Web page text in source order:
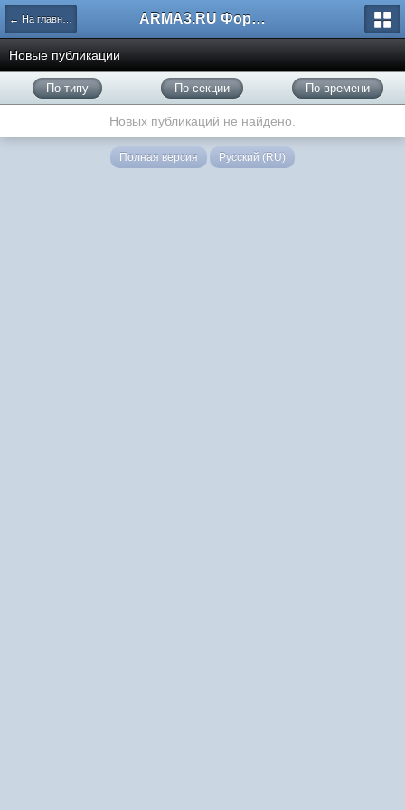
← На главную ARMA3.RU Форум
Новые публикации
По типу По секции По времени
Новых публикаций не найдено.
Полная версия Русский (RU)